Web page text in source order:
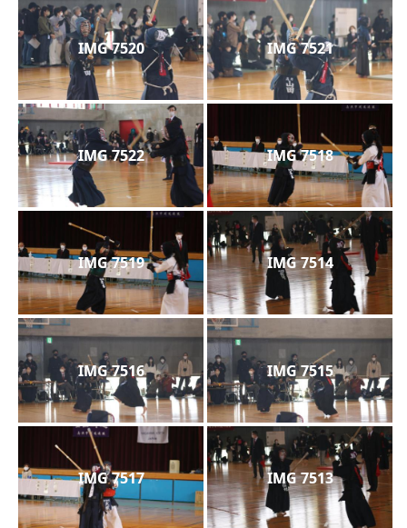
IMG 7520 IMG 7521
IMG 7522 IMG 7518
IMG 7519 IMG 7514
IMG 7516 IMG 7515
IMG 7517 IMG 7513